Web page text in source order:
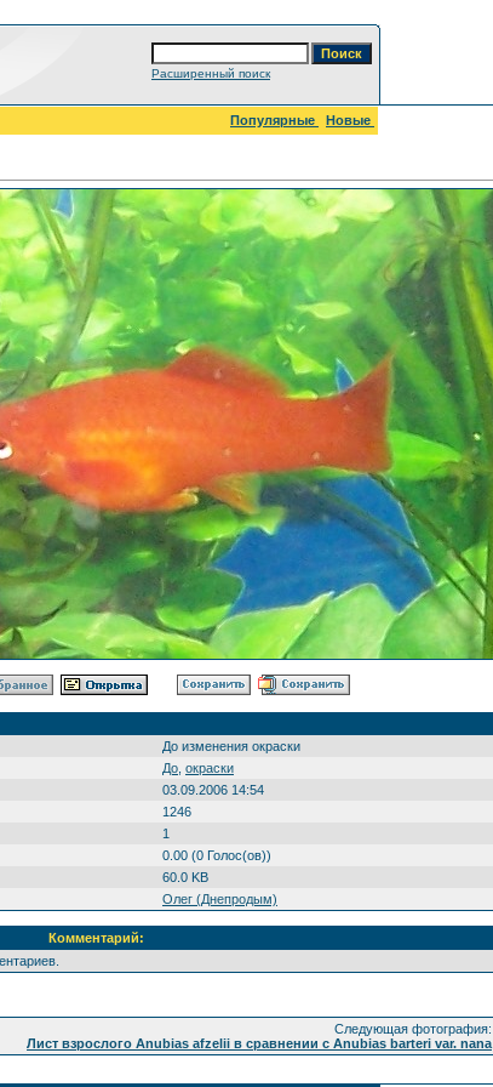
Расширенный поиск
Популярные
Новые
До изменения окраски
До окраски
03.09.2006 14:54
1246
1
0.00 (0 Голос(ов))
60.0 KB
Олег (Днепродым)
Комментарий:
Следующая фотография:
Лист взрослого Anubias afzelii в сравнении с Anubias barteri var. nana